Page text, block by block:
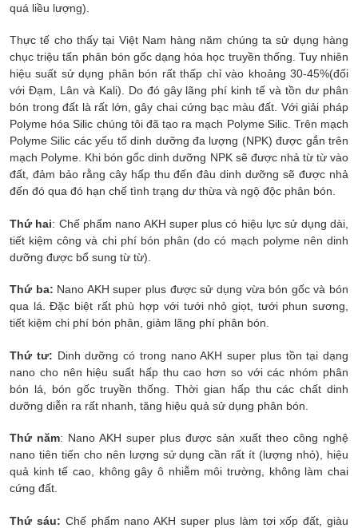
quá liều lượng).
Thực tế cho thấy tại Việt Nam hàng năm chúng ta sử dụng hàng
chục triệu tấn phân bón gốc dạng hóa học truyền thống. Tuy nhiên
hiệu suất sử dụng phân bón rất thấp chỉ vào khoảng 30-45%(đối
với Đạm, Lân và Kali). Do đó gây lãng phí kinh tế và tồn dư phân
bón trong đất là rất lớn, gây chai cứng bạc màu đất. Với giải pháp
Polyme hóa Silic chúng tôi đã tạo ra mạch Polyme Silic. Trên mạch
Polyme Silic các yếu tố dinh dưỡng đa lượng (NPK) được gắn trên
mạch Polyme. Khi bón gốc dinh dưỡng NPK sẽ được nhả từ từ vào
đất, đảm bảo rằng cây hấp thu đến đâu dinh dưỡng sẽ được nhả
đến đó qua đó hạn chế tình trạng dư thừa và ngộ độc phân bón.
Thứ hai: Chế phẩm nano AKH super plus có hiệu lực sử dụng dài,
tiết kiệm công và chi phí bón phân (do có mạch polyme nên dinh
dưỡng được bổ sung từ từ).
Thứ ba: Nano AKH super plus được sử dụng vừa bón gốc và bón
qua lá. Đặc biệt rất phù hợp với tưới nhỏ giọt, tưới phun sương,
tiết kiệm chi phí bón phân, giảm lãng phí phân bón.
Thứ tư: Dinh dưỡng có trong nano AKH super plus tồn tại dạng
nano cho nên hiệu suất hấp thu cao hơn so với các nhóm phân
bón lá, bón gốc truyền thống. Thời gian hấp thu các chất dinh
dưỡng diễn ra rất nhanh, tăng hiệu quả sử dụng phân bón.
Thứ năm: Nano AKH super plus được sản xuất theo công nghệ
nano tiên tiến cho nên lượng sử dụng cần rất ít (lượng nhỏ), hiệu
quả kinh tế cao, không gây ô nhiễm môi trường, không làm chai
cứng đất.
Thứ sáu: Chế phẩm nano AKH super plus làm tơi xốp đất, giàu